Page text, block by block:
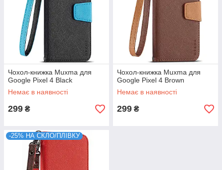
Чохол-книжка Muxma для
Google Pixel 4 Black
Немає в наявності
299 ₴
Чохол-книжка Muxma для
Google Pixel 4 Brown
Немає в наявності
299 ₴
-25% НА СКЛО/ПЛІВКУ